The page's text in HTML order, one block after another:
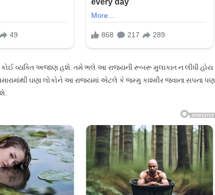
વ્યક્તિ અજાણ હશે. તમે ભલે આ રાજ્યની રૂબરૂ મુલાકાત ન લીધી હોય
ઘણા લોકોને આ રાજ્યમાં એટલે કે જમ્મુ કાશ્મીર જવાના સપના પણ